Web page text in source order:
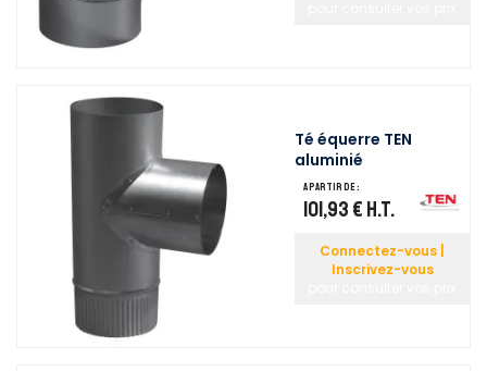
Té équerre TEN
aluminié
A partir de :
101,93 € H.T.
Connectez-vous |
Inscrivez-vous